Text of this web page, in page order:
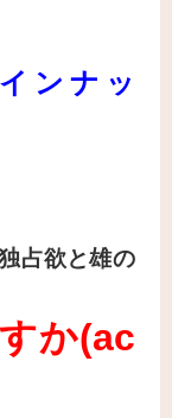
ンナッ
占欲と雄の
か(ac